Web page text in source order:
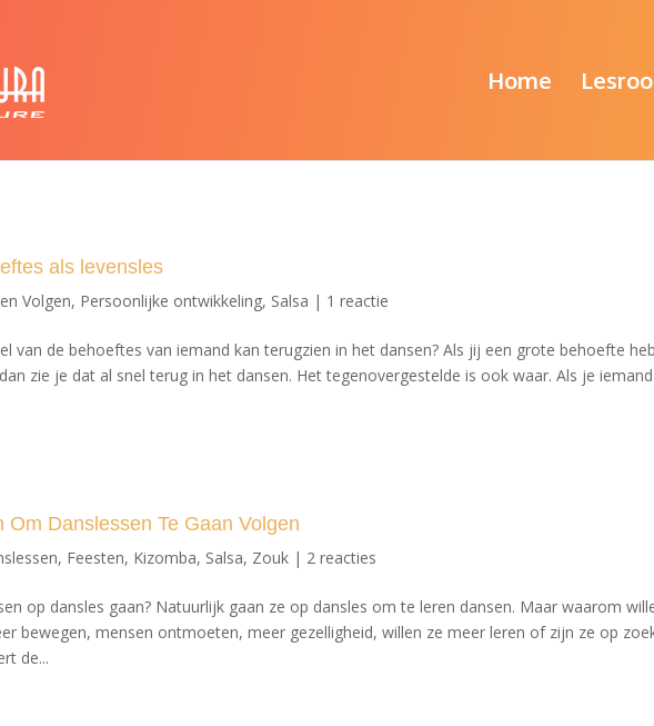
Home
als levensles
Volgen, Persoonlijke ontwikkeling, Salsa | 1 reactie
van de behoeftes van iemand kan terugzien in het dansen? ​Als jij een grote behoefte
zie je dat al snel terug in het dansen. Het tegenovergestelde is ook waar. Als je
Om Danslessen Te Gaan Volgen
, Feesten, Kizomba, Salsa, Zouk | 2 reacties
op dansles gaan? Natuurlijk gaan ze op dansles om te leren dansen. Maar waarom
bewegen, mensen ontmoeten, meer gezelligheid, willen ze meer leren of zijn ze op
de...